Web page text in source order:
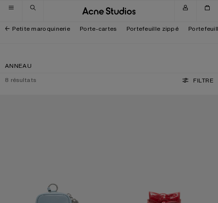
Passer à la navigation
Passer au contenu principal
Passer au bas de page
Petite maroquinerie Porte-cartes Portefeuille zippé
ANNEAU
8 résultats FILTRE